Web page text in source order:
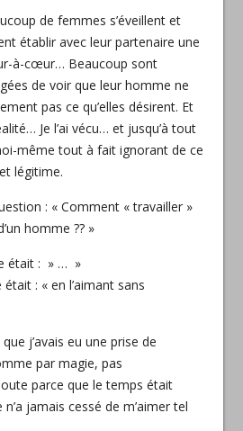
de femmes s’éveillent et
établir avec leur partenaire une
à-cœur… Beaucoup sont
de voir que leur homme ne
pas ce qu’elles désirent. Et
Je l’ai vécu… et jusqu’à tout
même tout à fait ignorant de ce
légitime.
: « Comment « travailler »
homme ?? »
était : » … »
: « en l’aimant sans
j’avais eu une prise de
par magie, pas
parce que le temps était
jamais cessé de m’aimer tel